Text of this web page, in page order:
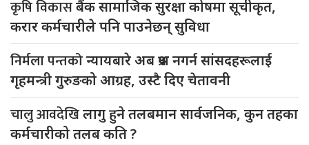
कृषि विकासबैंक सामाजिक सुरक्षा कोषमा सूचीकृत,
करार कर्मचारीले पनि पाउनेछन् सुविधा
निर्मला पन्तकोन्यायबारे अब प्रश्न नगर्न सांसदहरूलाई
गृहमन्त्री गुरुङको आग्रह, उस्टै दिए चेतावनी
चालु आवदेखिलागु हुने तलबमान सार्वजनिक, कुन तहका
कर्मचारीको तलब कति ?